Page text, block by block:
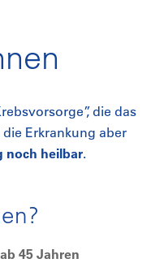
die das
Erkrankung aber
noch heilbar.
ab 45 Jahren